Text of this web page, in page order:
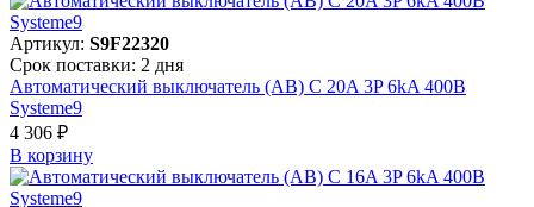
Артикул: S9F22320
Срок поставки: 2 дня
Автоматический выключатель (АВ) C 20A 3P 6kA 400В
Systeme9
4 306 ₽
В корзинy